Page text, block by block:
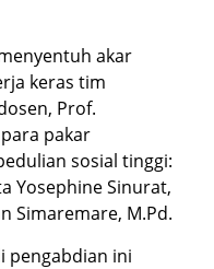
akar
keras tim
Prof.
pakar
sosial tinggi:
Yosephine Sinurat,
Simaremare, M.Pd.
pengabdian ini